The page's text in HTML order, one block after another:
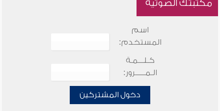
مكتبتك الصوتية
اسم
المستخدم:
كـلـــمـة
الـمـــــرور:
دخول المشتركين